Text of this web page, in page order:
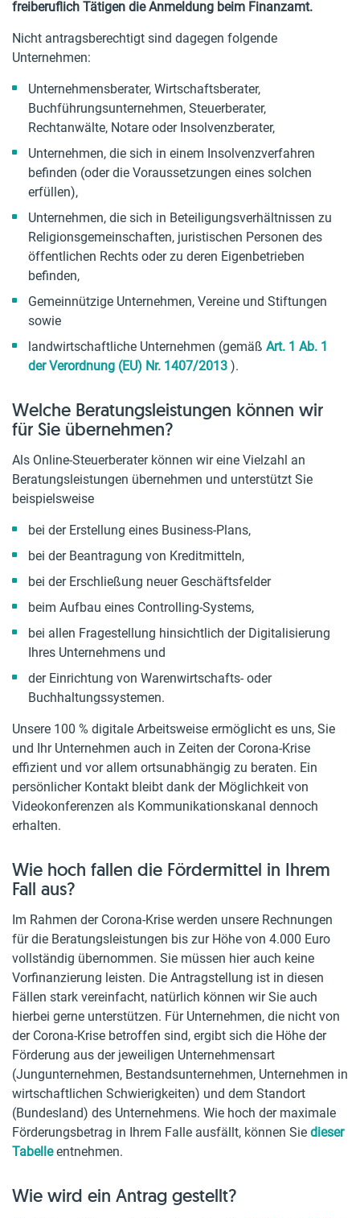
freiberuflich Tätigen die Anmeldung beim Finanzamt.
Nicht antragsberechtigt sind dagegen folgende
Unternehmen:
Unternehmensberater, Wirtschaftsberater,
Buchführungsunternehmen, Steuerberater,
Rechtanwälte, Notare oder Insolvenzberater,
Unternehmen, die sich in einem Insolvenzverfahren
befinden (oder die Voraussetzungen eines solchen
erfüllen),
Unternehmen, die sich in Beteiligungsverhältnissen zu
Religionsgemeinschaften, juristischen Personen des
öffentlichen Rechts oder zu deren Eigenbetrieben
befinden,
Gemeinnützige Unternehmen, Vereine und Stiftungen
sowie
landwirtschaftliche Unternehmen (gemäß Art. 1 Ab. 1
der Verordnung (EU) Nr. 1407/2013 ).
Welche Beratungsleistungen können wir
für Sie übernehmen?
Als Online-Steuerberater können wir eine Vielzahl an
Beratungsleistungen übernehmen und unterstützt Sie
beispielsweise
bei der Erstellung eines Business-Plans,
bei der Beantragung von Kreditmitteln,
bei der Erschließung neuer Geschäftsfelder
beim Aufbau eines Controlling-Systems,
bei allen Fragestellung hinsichtlich der Digitalisierung
Ihres Unternehmens und
der Einrichtung von Warenwirtschafts- oder
Buchhaltungssystemen.
Unsere 100 % digitale Arbeitsweise ermöglicht es uns, Sie
und Ihr Unternehmen auch in Zeiten der Corona-Krise
effizient und vor allem ortsunabhängig zu beraten. Ein
persönlicher Kontakt bleibt dank der Möglichkeit von
Videokonferenzen als Kommunikationskanal dennoch
erhalten.
Wie hoch fallen die Fördermittel in Ihrem
Fall aus?
Im Rahmen der Corona-Krise werden unsere Rechnungen
für die Beratungsleistungen bis zur Höhe von 4.000 Euro
vollständig übernommen. Sie müssen hier auch keine
Vorfinanzierung leisten. Die Antragstellung ist in diesen
Fällen stark vereinfacht, natürlich können wir Sie auch
hierbei gerne unterstützen. Für Unternehmen, die nicht von
der Corona-Krise betroffen sind, ergibt sich die Höhe der
Förderung aus der jeweiligen Unternehmensart
(Jungunternehmen, Bestandsunternehmen, Unternehmen in
wirtschaftlichen Schwierigkeiten) und dem Standort
(Bundesland) des Unternehmens. Wie hoch der maximale
Förderungsbetrag in Ihrem Falle ausfällt, können Sie dieser
Tabelleentnehmen.
Wie wird ein Antrag gestellt?